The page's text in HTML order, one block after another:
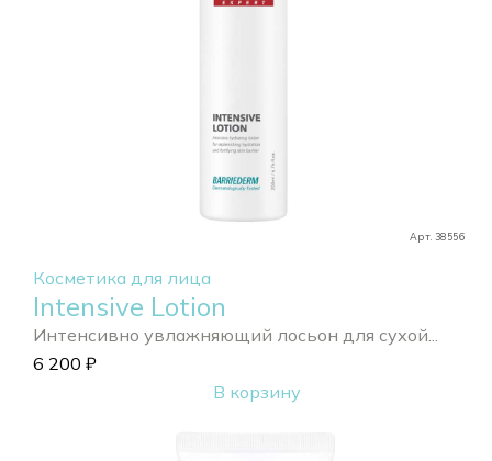
Арт. 38556
Косметика для лица
Intensive Lotion
Интенсивно увлажняющий лосьон для сухой...
6 200 ₽
В корзину